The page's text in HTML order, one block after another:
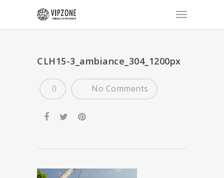
CLH15-3_ambiance_304_1200px
No Comments
0